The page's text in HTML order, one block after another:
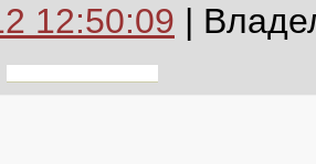
12:50:09 |